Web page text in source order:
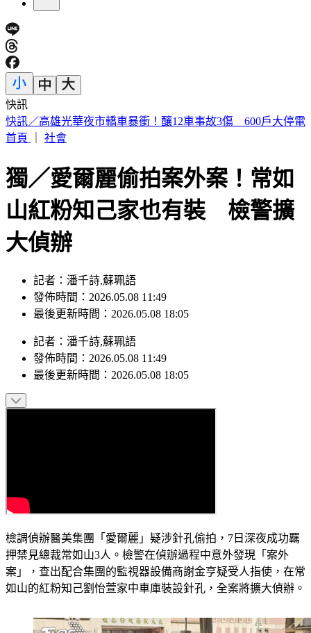
快訊
預告基本工資要漲了！賴清德喊話企業：有獲利替「員工加
薪」
獨／愛爾麗偷拍案外案！常如
山紅粉知己家也有裝 檢警擴
大偵辦
記者：潘千詩,蘇珮語
發佈時間：2026.05.08 11:49
記者：潘千詩,蘇珮語
發佈時間：2026.05.08 11:49
檢調偵辦醫美集團「愛爾麗」疑涉針孔偷拍，7日深夜成功羈
押禁見總裁常如山3人。檢警在偵辦過程中意外發現「案外
案」，查出配合集團的監視器設備商謝金亨疑受人指使，在常